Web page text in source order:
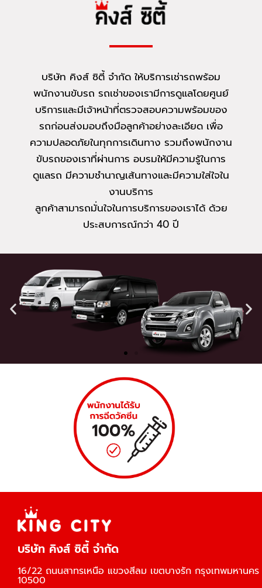
บริษัท คิงส์ ซิตี้ จำกัด ให้บริการเช่ารถพร้อม
พนักงานขับรถ รถเช่าของเรามีการดูแลโดยศูนย์
บริการและมีเจ้าหน้าที่ตรวจสอบความพร้อมของ
รถก่อนส่งมอบถึงมือลูกค้าอย่างละเอียด เพื่อ
ความปลอดภัยในทุกการเดินทาง รวมถึงพนักงาน
ขับรถของเราที่ผ่านการ อบรมให้มีความรู้ในการ
ดูแลรถ มีความชำนาญเส้นทางและมีความใส่ใจใน
งานบริการ
ลูกค้าสามารถมั่นใจในการบริการของเราได้ ด้วย
ประสบการณ์กว่า 40 ปี
บริษัท คิงส์ ซิตี้ จำกัด
16/22 ถนนสาทรเหนือ แขวงสีลม เขตบางรัก กรุงเทพมหานคร
10500